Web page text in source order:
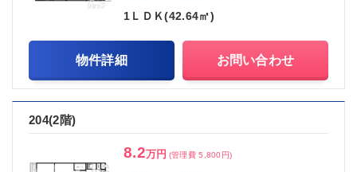
1ＬＤＫ(42.64㎡)
物件詳細 お問い合わせ
204(2階)
8.2万円 (管理費 5,800円)